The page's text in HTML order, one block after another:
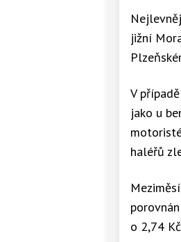
jižní
V
jako u
haléřů
o 2,74